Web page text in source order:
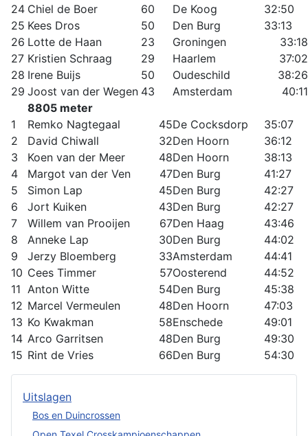
24 Chiel de Boer 60 De Koog
32:50
25 Kees Dros 50 Den Burg
33:13
26 Lotte de Haan 23 Groningen
33:18
27 Kristien Schraag 29 Haarlem
37:02
28 Irene Buijs 50 Oudeschild
38:26
29 Joost van der Wegen 43 Amsterdam
40:11
8805 meter
1
Remko Nagtegaal 45De Cocksdorp
35:07
2
David Chiwall 32Den Hoorn
36:12
3
Koen van der Meer 48Den Hoorn
38:13
4
Margot van der Ven 47Den Burg
41:27
5
Simon Lap 45Den Burg
42:27
6
Jort Kuiken 43Den Burg
42:27
7
Willem van Prooijen 67Den Haag
43:46
8
Anneke Lap 30Den Burg
44:02
9
Jerzy Bloemberg 33Amsterdam
44:41
10 Cees Timmer 57Oosterend
44:52
11 Anton Witte 54Den Burg
45:38
12 Marcel Vermeulen 48Den Hoorn
47:03
13 Ko Kwakman 58Enschede
49:01
14 Arco Garritsen 48Den Burg
49:30
15 Rint de Vries 66Den Burg 54:30
Uitslagen
Bos en Duincrossen